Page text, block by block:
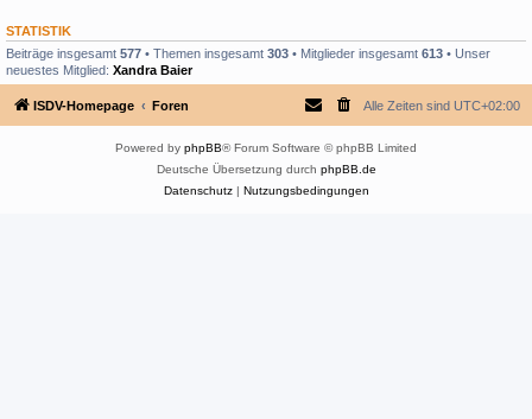
STATISTIK
Beiträge insgesamt 577 • Themen insgesamt 303 • Mitglieder insgesamt 613 • Unser
neuestes Mitglied: Xandra Baier
ISDV-Homepage Foren Alle Zeiten sind UTC+02:00
Powered by phpBB® Forum Software © phpBB Limited
Deutsche Übersetzung durch phpBB.de
Datenschutz| Nutzungsbedingungen